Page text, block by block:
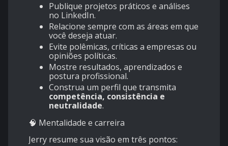
Publique projetos práticos e análises
no LinkedIn.
Relacione sempre com as áreas em que
você deseja atuar.
Evite polêmicas, críticas a empresas ou
opiniões políticas.
Mostre resultados, aprendizados e
postura profissional.
Construa um perfil que transmita
competência, consistência e
neutralidade.
🧠 Mentalidade e carreira
Jerry resume sua visão em três pontos: